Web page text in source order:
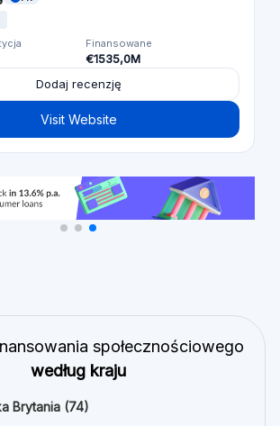
Finansowane
€1535,0M
Dodaj recenzję
Visit Website
społecznościowego
według kraju
Brytania (74)